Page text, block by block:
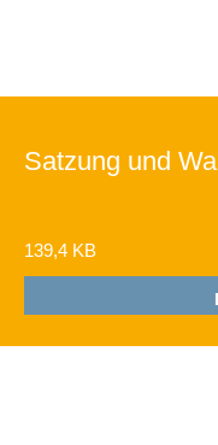
Satzung und
139,4 KB